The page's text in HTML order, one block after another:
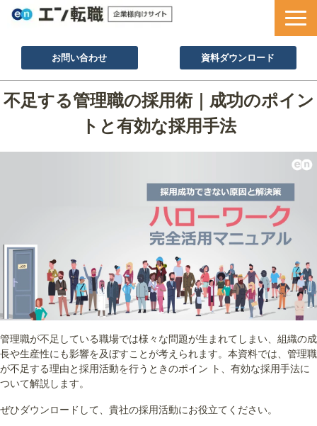
お問い合わせ 資料ダウンロード
サービス一覧
採用ノウハウ
お役立ち資料
不足する管理職の採用術｜成功のポイン
トと有効な採用手法
管理職が不足している職場では様々な問題が生まれてしまい、組織の成
長や生産性にも影響を及ぼすことが考えられます。本資料では、管理職
が不足する理由と採用活動を行うときのポイン ト、有効な採用手法に
ついて解説します。
ぜひダウンロードして、貴社の採用活動にお役立てください。